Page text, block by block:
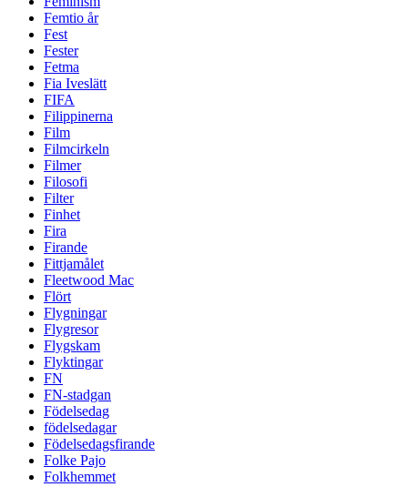
Femtio år
Fest
Fester
Fetma
Fia Iveslätt
FIFA
Filippinerna
Film
Filmcirkeln
Filmer
Filosofi
Filter
Finhet
Fira
Firande
Fittjamålet
Fleetwood Mac
Flört
Flygningar
Flygresor
Flygskam
Flyktingar
FN
FN-stadgan
Födelsedag
födelsedagar
Födelsedagsfirande
Folke Pajo
Folkhemmet